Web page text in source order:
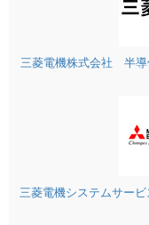
三菱電機株式会社 半導
三菱電機システムサー